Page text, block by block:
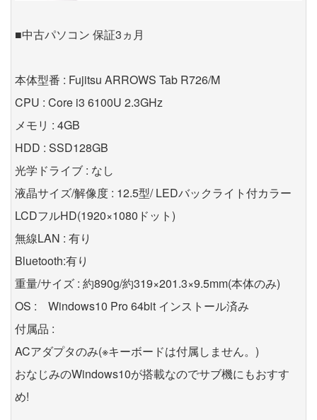
■中古パソコン 保証3ヵ月
本体型番 : Fujitsu ARROWS Tab R726/M
CPU : Core i3 6100U 2.3GHz
メモリ : 4GB
HDD : SSD128GB
光学ドライブ : なし
液晶サイズ/解像度 : 12.5型/ LEDバックライト付カラー
LCDフルHD(1920×1080ドット)
無線LAN : 有り
Bluetooth:有り
重量/サイズ : 約890g/約319×201.3×9.5mm(本体のみ)
OS : Windows10 Pro 64bit インストール済み
付属品 :
ACアダプタのみ(※キーボードは付属しません。)
おなじみのWindows10が搭載なのでサブ機にもおすす
め!